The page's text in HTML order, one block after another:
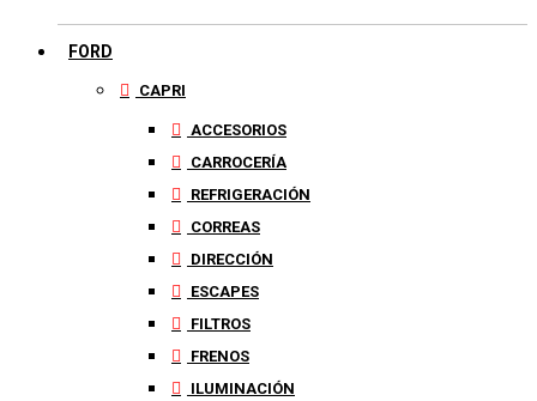
FORD
CAPRI
ACCESORIOS
CARROCERÍA
REFRIGERACIÓN
CORREAS
DIRECCIÓN
ESCAPES
FILTROS
FRENOS
ILUMINACIÓN